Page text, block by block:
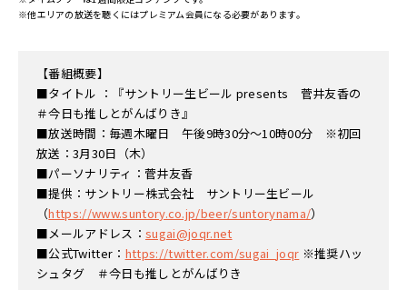
※他エリアの放送を聴くにはプレミアム会員になる必要があります。
【番組概要】
■タイトル ：『サントリー生ビール presents 菅井友香の
＃今日も推しとがんばりき』
■放送時間：毎週木曜日 午後9時30分～10時00分 ※初回
放送：3月30日（木）
■パーソナリティ：菅井友香
■提供：サントリー株式会社 サントリー生ビール
（https://www.suntory.co.jp/beer/suntorynama/）
■メールアドレス： sugai@joqr.net
■公式Twitter： https://twitter.com/sugai_joqr ※推奨ハッ
シュタグ ＃今日も推しとがんばりき